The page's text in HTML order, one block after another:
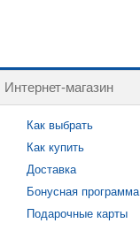
Интернет-магазин
Как выбрать
Как купить
Доставка
Бонусная программа
Подарочные карты